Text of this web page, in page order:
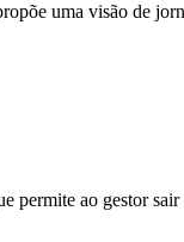
uma visão de
permite ao gestor